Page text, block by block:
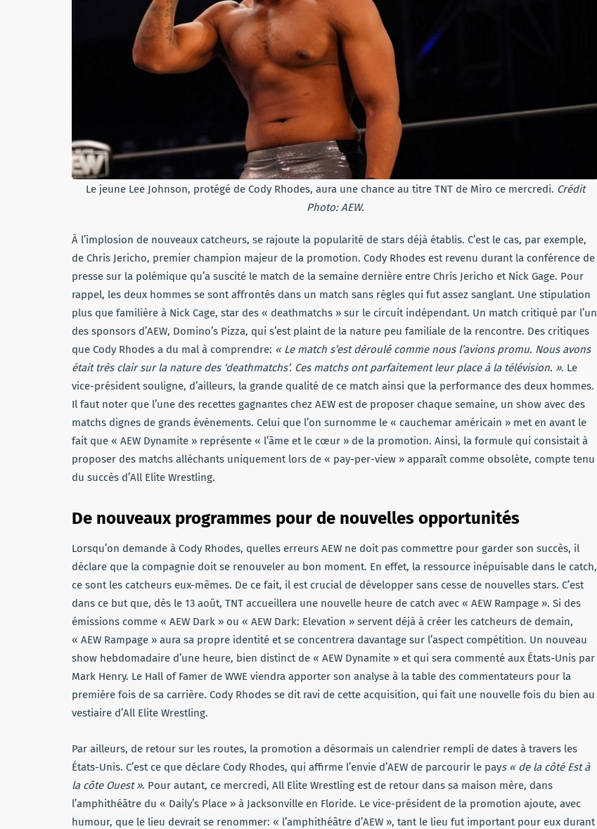
Le jeune Lee Johnson, protégé de Cody Rhodes, aura une chance au titre TNT de Miro ce mercredi. Crédit
Photo: AEW.
À l’implosion de nouveaux catcheurs, se rajoute la popularité de stars déjà établis. C’est le cas, par exemple,
de Chris Jericho, premier champion majeur de la promotion. Cody Rhodes est revenu durant la conférence de
presse sur la polémique qu’a suscité le match de la semaine dernière entre Chris Jericho et Nick Gage. Pour
rappel, les deux hommes se sont affrontés dans un match sans règles qui fut assez sanglant. Une stipulation
plus que familière à Nick Cage, star des « deathmatchs » sur le circuit indépendant. Un match critiqué par l’un
des sponsors d’AEW, Domino’s Pizza, qui s’est plaint de la nature peu familiale de la rencontre. Des critiques
que Cody Rhodes a du mal à comprendre: « Le match s’est déroulé comme nous l’avions promu. Nous avons
était très clair sur la nature des ‘deathmatchs’. Ces matchs ont parfaitement leur place à la télévision. ». Le
vice-président souligne, d’ailleurs, la grande qualité de ce match ainsi que la performance des deux hommes.
Il faut noter que l’une des recettes gagnantes chez AEW est de proposer chaque semaine, un show avec des
matchs dignes de grands évènements. Celui que l’on surnomme le « cauchemar américain » met en avant le
fait que « AEW Dynamite » représente « l’âme et le cœur » de la promotion. Ainsi, la formule qui consistait à
proposer des matchs alléchants uniquement lors de « pay-per-view » apparaît comme obsolète, compte tenu
du succès d’All Elite Wrestling.
De nouveaux programmes pour de nouvelles opportunités
Lorsqu’on demande à Cody Rhodes, quelles erreurs AEW ne doit pas commettre pour garder son succès, il
déclare que la compagnie doit se renouveler au bon moment. En effet, la ressource inépuisable dans le catch,
ce sont les catcheurs eux-mêmes. De ce fait, il est crucial de développer sans cesse de nouvelles stars. C’est
dans ce but que, dès le 13 août, TNT accueillera une nouvelle heure de catch avec « AEW Rampage ». Si des
émissions comme « AEW Dark » ou « AEW Dark: Elevation » servent déjà à créer les catcheurs de demain,
« AEW Rampage » aura sa propre identité et se concentrera davantage sur l’aspect compétition. Un nouveau
show hebdomadaire d’une heure, bien distinct de « AEW Dynamite » et qui sera commenté aux États-Unis par
Mark Henry. Le Hall of Famer de WWE viendra apporter son analyse à la table des commentateurs pour la
première fois de sa carrière. Cody Rhodes se dit ravi de cette acquisition, qui fait une nouvelle fois du bien au
vestiaire d’All Elite Wrestling.
Par ailleurs, de retour sur les routes, la promotion a désormais un calendrier rempli de dates à travers les
États-Unis. C’est ce que déclare Cody Rhodes, qui affirme l’envie d’AEW de parcourir le pays « de la côté Est à
la côte Ouest ». Pour autant, ce mercredi, All Elite Wrestling est de retour dans sa maison mère, dans
l’amphithéâtre du « Daily’s Place » à Jacksonville en Floride. Le vice-président de la promotion ajoute, avec
humour, que le lieu devrait se renommer: « l’amphithéâtre d’AEW », tant le lieu fut important pour eux durant